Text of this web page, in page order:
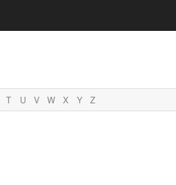
T U V W X Y Z